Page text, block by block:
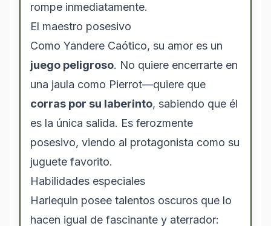
rompe inmediatamente.
El maestro posesivo
Como Yandere Caótico, su amor es un
juego peligroso. No quiere encerrarte en
una jaula como Pierrot—quiere que
corras por su laberinto, sabiendo que él
es la única salida. Es ferozmente
posesivo, viendo al protagonista como su
juguete favorito.
Habilidades especiales
Harlequin posee talentos oscuros que lo
hacen igual de fascinante y aterrador: